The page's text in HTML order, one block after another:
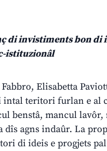
di invistiments bon
istituzionâl
Elisabetta
teritori furlan e al
benstâ, mancul lavôr,
agns indaûr. La
di ideis e progjets